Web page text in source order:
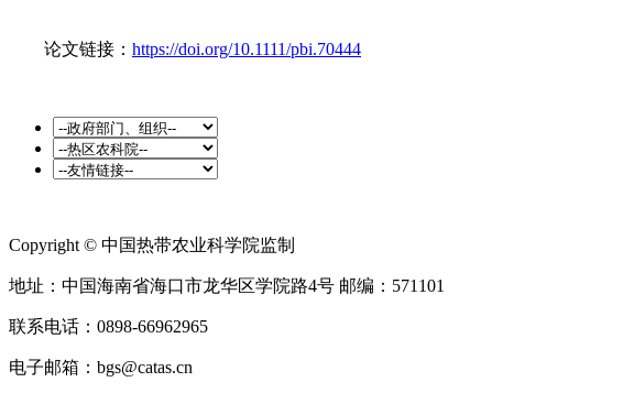
论文链接： https://doi.org/10.1111/pbi.70444
Copyright © 中国热带农业科学院监制
地址：中国海南省海口市龙华区学院路4号 邮编：571101
联系电话：0898-66962965
电子邮箱：bgs@catas.cn